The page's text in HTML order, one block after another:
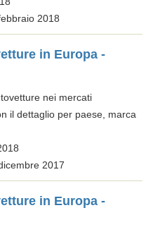
2018
in Europa -
nei mercati
il dettaglio per paese, marca
2017
in Europa -